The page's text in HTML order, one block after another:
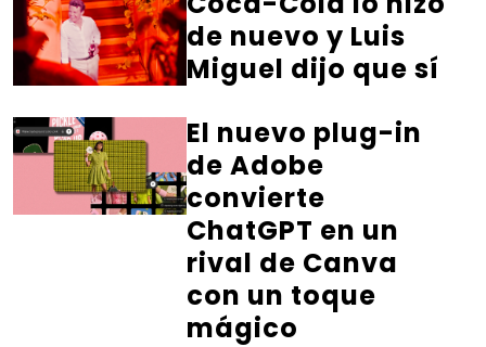
de nuevo y Luis
Miguel dijo que sí
El nuevo plug-in
de Adobe
convierte
ChatGPT en un
rival de Canva
con un toque
mágico